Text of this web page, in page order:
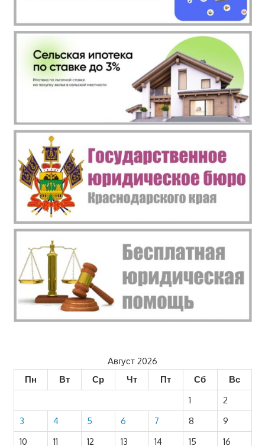
Август 2026
Пн
Вт Ср Чт Пт Сб
Вс
1
2
3
4 5 6 7 8
9
10
11 12 13 14 15 16